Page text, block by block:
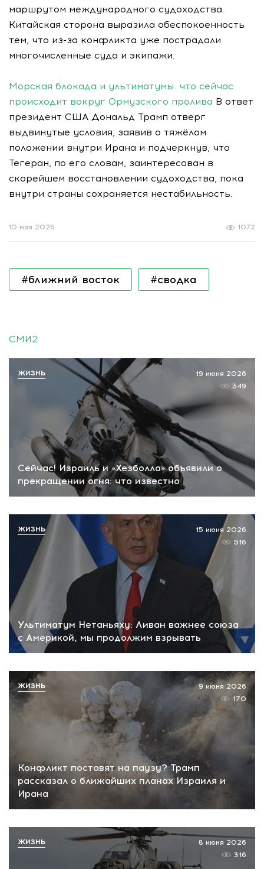
маршрутом международного судоходства.
Китайская сторона выразила обеспокоенность
тем, что из-за конфликта уже пострадали
многочисленные суда и экипажи.
Морская блокада и ультиматумы: что сейчас
происходит вокруг Ормузского пролива В ответ
президент США Дональд Трамп отверг
выдвинутые условия, заявив о тяжёлом
положении внутри Ирана и подчеркнув, что
Тегеран, по его словам, заинтересован в
скорейшем восстановлении судоходства, пока
внутри страны сохраняется нестабильность.
1072
10 мая 2026
#ближний восток #сводка
СМИ2
Сейчас! Израиль и «Хезболла» объявили о
прекращении огня: что известно
19 июня 2026
349
ЖИЗНЬ
Ультиматум Нетаньяху: Ливан важнее союза
с Америкой, мы продолжим взрывать
15 июня 2026
516
ЖИЗНЬ
Конфликт поставят на паузу? Трамп
рассказал о ближайших планах Израиля и
Ирана
9 июня 2026
170
ЖИЗНЬ
8 июня 2026
316
ЖИЗНЬ